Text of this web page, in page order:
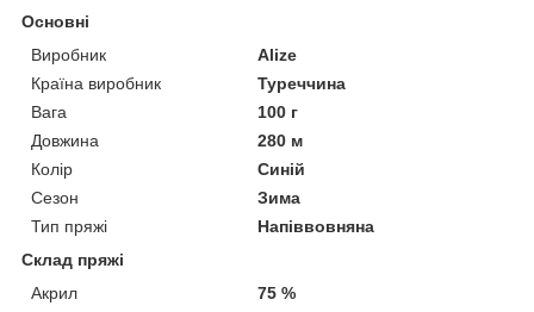
Основні
Виробник
Alize
Країна виробник
Туреччина
Вага
100 г
Довжина
280 м
Колір
Синій
Сезон
Зима
Тип пряжі
Напіввовняна
Склад пряжі
Акрил
75 %